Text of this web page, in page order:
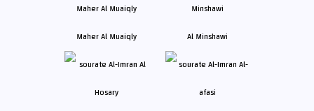
Maher Al Muaiqly Al Minshawi